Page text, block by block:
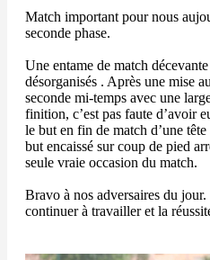
Match important pour nous
seconde phase.
Une entame de match
désorganisés . Après une mise
seconde mi-temps avec une
finition, c’est pas faute d’avoir
le but en fin de match d’une
but encaissé sur coup de pied
seule vraie occasion du match.
Bravo à nos adversaires du
continuer à travailler et la